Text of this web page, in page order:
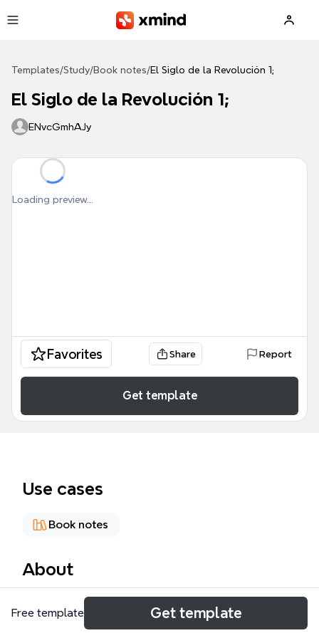
Templates/Study/Book notes/El Siglo de la Revolución 1;
El Siglo de la Revolución 1;
ENvcGmhAJy
Loading preview...
Favorites Share Report
Get template
Use cases
Book notes
About
El Siglo de la Revolución mind map es una
herramienta académica exhaustiva que sintetiza las
Free template Get template